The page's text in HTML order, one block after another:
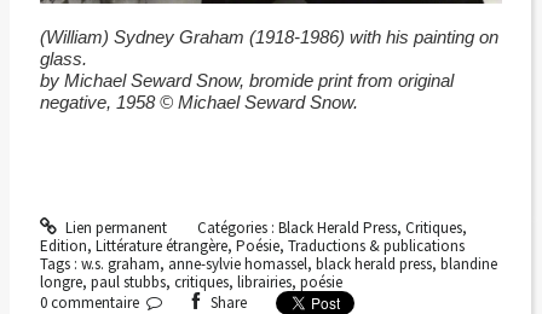
(William) Sydney Graham (1918-1986) with his painting on
glass.
by Michael Seward Snow, bromide print from original
negative, 1958 © Michael Seward Snow.
Lien permanent Catégories : Black Herald Press, Critiques,
Edition, Littérature étrangère, Poésie, Traductions & publications
Tags : w.s. graham, anne-sylvie homassel, black herald press, blandine
longre, paul stubbs, critiques, librairies, poésie
0 commentaire Share